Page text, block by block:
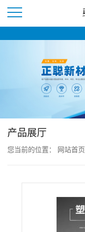
公
产品展厅
您当前的位置： 网站首页